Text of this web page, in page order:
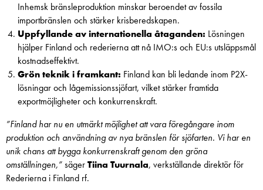
Inhemsk bränsleproduktion minskar beroendet av fossila
importbränslen och stärker krisberedskapen.
Uppfyllande av internationella åtaganden: Lösningen
hjälper Finland och rederierna att nå IMO:s och EU:s utsläppsmål
kostnadseffektivt.
Grön teknik i framkant: Finland kan bli ledande inom P2X-
lösningar och låg­emissionssjöfart, vilket stärker framtida
exportmöjligheter och konkurrenskraft.
”Finland har nu en utmärkt möjlighet att vara föregångare inom
produktion och användning av nya bränslen för sjöfarten. Vi har en
unik chans att bygga konkurrenskraft genom den gröna
omställningen,”sägerTiina Tuurnala, verkställande direktör för
Rederierna i Finland rf.